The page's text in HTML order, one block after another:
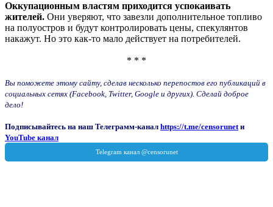
Оккупационным властям приходится успокаивать
жителей. Они уверяют, что завезли дополнительное топливо
на полуостров и будут контролировать цены, спекулянтов
накажут. Но это как-то мало действует на потребителей.
* * *
Вы поможете этому сайту, сделав несколько перепостов его публикаций в
социальных сетях (Facebook, Twitter, Google и других). Сделай доброе
дело!
Подписывайтесь на наш Телеграмм-канал https://t.me/censorunetи
YouTube канал